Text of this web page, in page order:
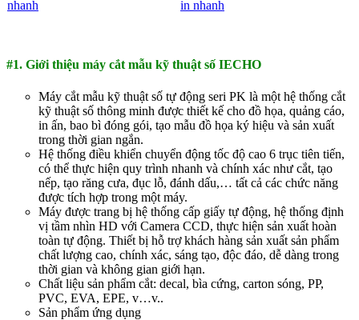
#1. Giới thiệu máy cắt mẫu kỹ thuật số IECHO
Máy cắt mẫu kỹ thuật số tự động seri PK là một hệ thống cắt
kỹ thuật số thông minh được thiết kế cho đồ họa, quảng cáo,
in ấn, bao bì đóng gói, tạo mẫu đồ họa ký hiệu và sản xuất
trong thời gian ngắn.
Hệ thống điều khiển chuyển động tốc độ cao 6 trục tiên tiến,
có thể thực hiện quy trình nhanh và chính xác như cắt, tạo
nếp, tạo răng cưa, đục lỗ, đánh dấu,… tất cả các chức năng
được tích hợp trong một máy.
Máy được trang bị hệ thống cấp giấy tự động, hệ thống định
vị tầm nhìn HD với Camera CCD, thực hiện sản xuất hoàn
toàn tự động. Thiết bị hỗ trợ khách hàng sản xuất sản phẩm
chất lượng cao, chính xác, sáng tạo, độc đáo, dễ dàng trong
thời gian và không gian giới hạn.
Chất liệu sản phẩm cắt: decal, bìa cứng, carton sóng, PP,
PVC, EVA, EPE, v…v..
Sản phẩm ứng dụng